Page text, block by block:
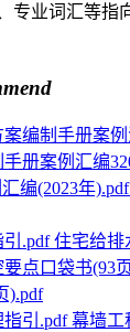
专业词汇等指
册案例汇编
住宅给排
).pdf
幕墙工